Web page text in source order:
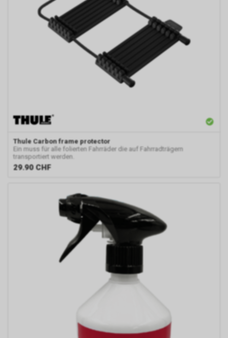
Thule Carbon frame protector
Ein muss für alle folierten Fahrräder die auf Fahrradträgern
transportiert werden.
29.90 CHF